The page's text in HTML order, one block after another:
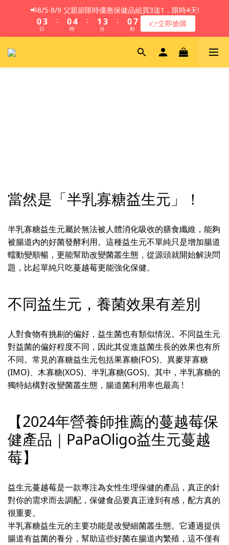
📢8/5-8/9 父親節限時優惠保健品組買3送1，限時4天!
1
0
4
3
2
日
:
1
0
5
4
3
0
時
:
2
1
0
4
3
2
分
:
1
0
8
7
6
4
3
秒
👉立即搶購
當然是「半乳寡糖益生元」！
半乳寡糖益生元屬於無法被人體消化吸收的膳食纖維，能夠
被腸道內的好菌發酵利用。這種益生元不單純只是增加腸道
蠕動變順暢，更能幫助改變菌叢生態，從源頭就開始解決問
題，比起單純只吃蔓越莓更能強化保健。
不同益生元，養菌效果有差別
人對食物有挑剔的偏好，益生菌也有類似情況。不同益生元
對益菌的偏好程度不同，因此其促進益菌生長的效果也有所
不同。常見的寡糖益生元包括果寡糖(FOS)、異麥芽寡糖
(IMO)、木寡糖(XOS)、半乳寡糖(GOS)。其中，半乳寡糖的
獨特結構對改變菌叢生態，腸道菌利用率也最高 !
【2024年營養師推薦的蔓越莓保
健產品｜PaPaOligo益生元蔓越
莓】
益生元蔓越莓是一款專注為女性生理保健的產品，真正的針
對你的需求而去調配，保健食品要真正達到有感，配方真的
很重要。
半乳寡糖益生元的主要功能是改變細菌叢生態。它通過提供
腸道有益菌的養分，幫助這些好菌在腸道內繁殖，這不僅有